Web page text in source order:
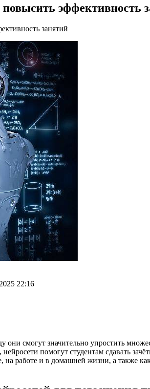
эффективность
занятий
22:16
смогут значительно упростить
помогут студентам сдавать
работе и в домашней жизни, а также